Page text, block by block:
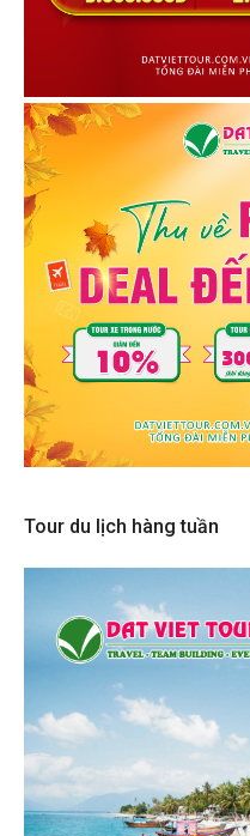
Tour du lịch hàng tuần